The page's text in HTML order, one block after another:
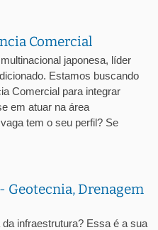
Comercial
japonesa, líder
Estamos buscando
Comercial para integrar
em atuar na área
tem o seu perfil? Se
Geotecnia, Drenagem
infraestrutura? Essa é a sua